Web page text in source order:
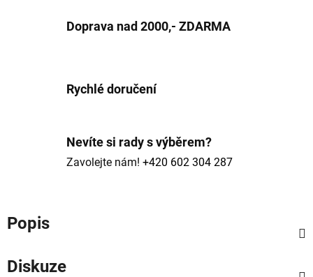
Doprava nad 2000,- ZDARMA
Rychlé doručení
Nevíte si rady s výběrem?
Zavolejte nám! +420 602 304 287
Popis
Diskuze